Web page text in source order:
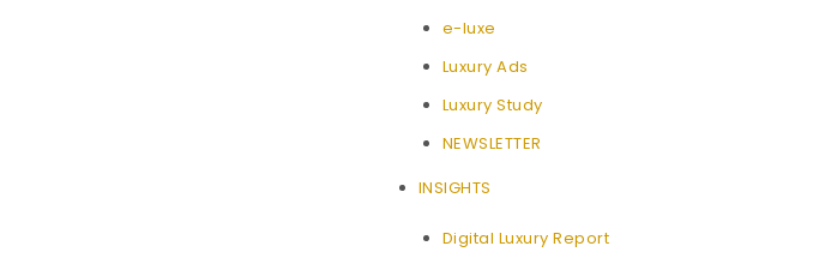
e-luxe
Luxury Ads
Luxury Study
NEWSLETTER
INSIGHTS
Digital Luxury Report